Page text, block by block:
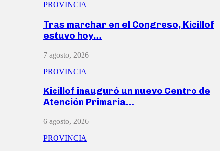
PROVINCIA
Tras marchar en el Congreso, Kicillof
estuvo hoy…
7 agosto, 2026
PROVINCIA
Kicillof inauguró un nuevo Centro de
Atención Primaria…
6 agosto, 2026
PROVINCIA